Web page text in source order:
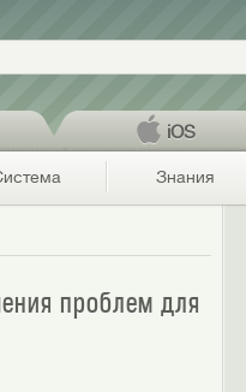
iOS
Знания
проблем для